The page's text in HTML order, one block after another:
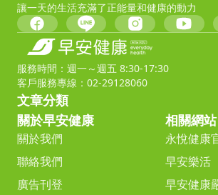
讓一天的生活充滿了正能量和健康的動力
服務時間：週一～週五 8:30-17:30
客戶服務專線：02-29128060
文章分類
關於早安健康
關於我們
聯絡我們
廣告刊登
相關網站
永悅健康
早安樂活
早安健康